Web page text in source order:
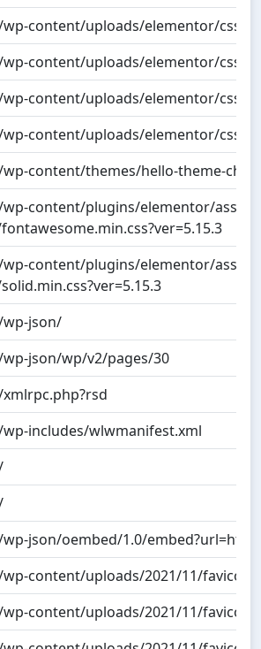
content/uploads/elementor/css/
content/uploads/elementor/css/
content/uploads/elementor/css/
content/uploads/elementor/css/
content/themes/hello-theme-
content/plugins/elementor/
content/plugins/elementor/
json/
json/wp/v2/pages/30
includes/wlwmanifest.xml
json/oembed/1.0/
content/uploads/2021/11/
content/uploads/2021/11/